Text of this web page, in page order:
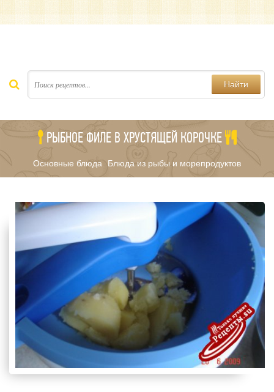
Найти
РЫБНОЕ ФИЛЕ В ХРУСТЯЩЕЙ КОРОЧКЕ
Основные блюда Блюда из рыбы и морепродуктов